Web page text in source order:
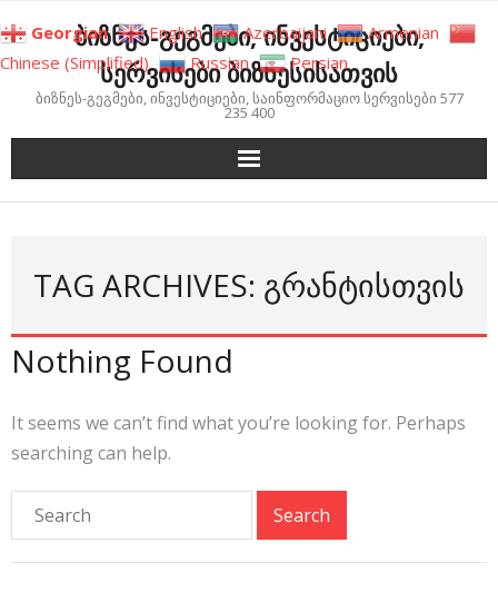
to
content
ბიზნეს-გეგმები, ინვესტიციები,
სერვისები ბიზნესისათვის
ბიზნეს-გეგმები, ინვესტიციები, საინფორმაციო სერვისები 577
235 400
TAG ARCHIVES: ᲒᲠᲐᲜᲢᲘᲡᲗᲕᲘᲡ
Nothing Found
It seems we can’t find what you’re looking for. Perhaps
searching can help.
Georgian English Azerbaijani
Armenian
Chinese (Simplified)
Russian Persian